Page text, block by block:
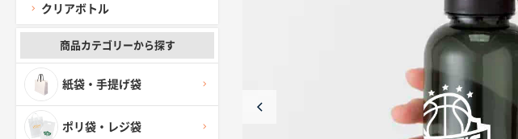
クリアボトル
商品カテゴリーから探す
紙袋・手提げ袋
ポリ袋・レジ袋